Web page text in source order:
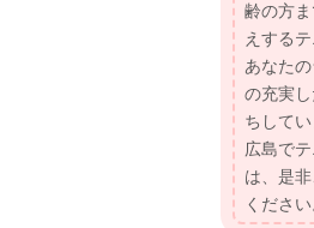
齢の方
えする
あなた
の充実
ちしてい
広島で
は、是
ください